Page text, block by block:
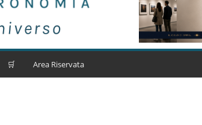
🛒 Area Riservata